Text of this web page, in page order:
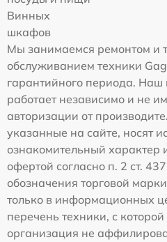
Винных
шкафов
Мы занимаемся ремонтом и
обслуживанием техники
гарантийного периода. Наш
работает независимо и не
авторизации от
указанные на сайте, носят
ознакомительный характер
офертой согласно п. 2 ст.
обозначения торговой
только в информационных
перечень техники, с
организация не